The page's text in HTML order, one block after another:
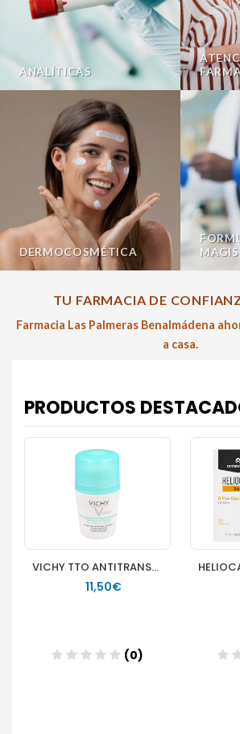
ANALÍTICAS
DERMOCOSMÉTICA
TU FARMACIA DE
Farmacia Las Palmeras Benalmádena
a casa.